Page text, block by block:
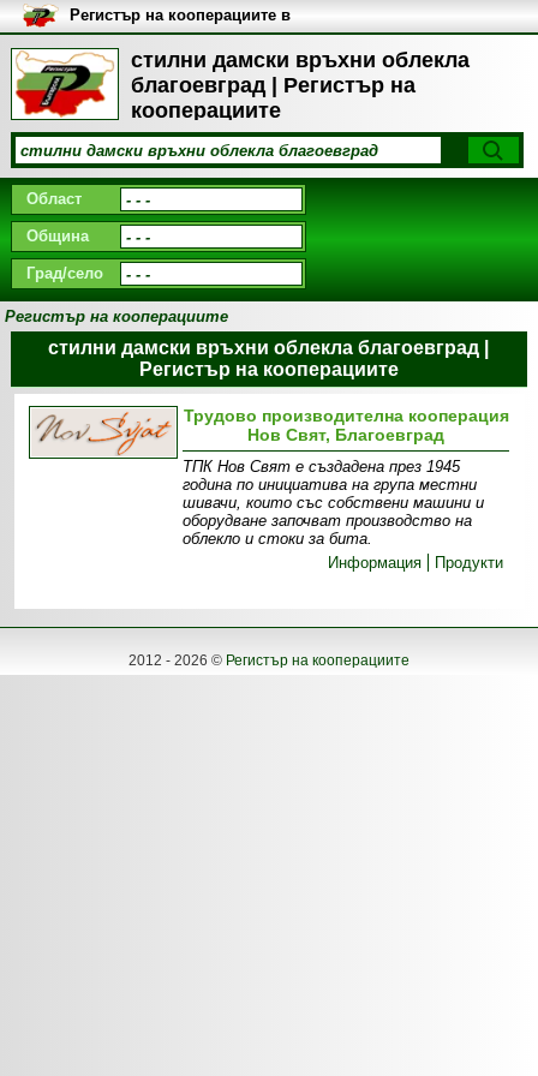
стилни дамски връхни облекла
благоевград | Регистър на
кооперациите
Регистър на кооперациите в
България
Област
Община
Град/село
Регистър на кооперациите
стилни дамски връхни облекла благоевград |
Регистър на кооперациите
Трудово производителна кооперация
Нов Свят, Благоевград
ТПК Нов Свят е създадена през 1945
година по инициатива на група местни
шивачи, които със собствени машини и
оборудване започват производство на
облекло и стоки за бита.
Информация
Продукти
2012 - 2026 © Регистър на кооперациите